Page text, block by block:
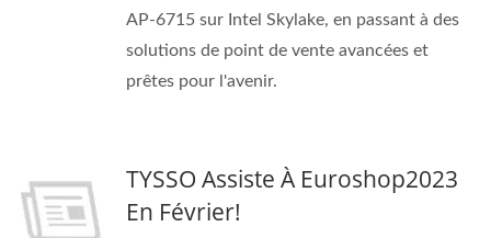
AP-6715 sur Intel Skylake, en passant à des
solutions de point de vente avancées et
prêtes pour l'avenir.
TYSSO Assiste À Euroshop2023
En Février!